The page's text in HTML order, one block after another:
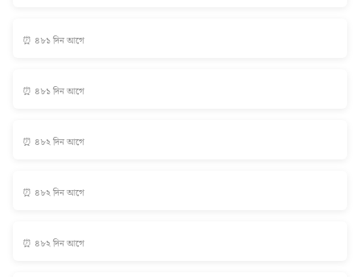
⏰ ৪৮১ দিন আগে
⏰ ৪৮১ দিন আগে
⏰ ৪৮২ দিন আগে
⏰ ৪৮২ দিন আগে
⏰ ৪৮২ দিন আগে